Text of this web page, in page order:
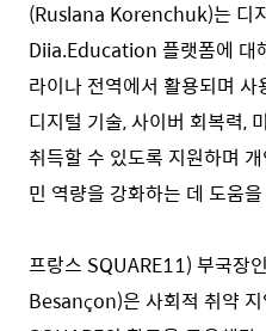
(Ruslana Korenchuk)는 디
Diia.Education 플랫폼에 대
라이나 전역에서 활용되며
디지털 기술, 사이버 회복력,
취득할 수 있도록 지원하며
민 역량을 강화하는 데 도움
프랑스 SQUARE11) 부국장
Besançon)은 사회적 취약